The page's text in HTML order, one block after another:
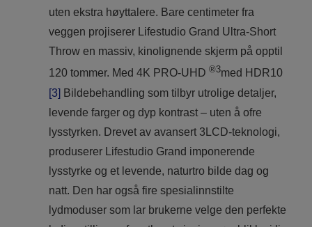
uten ekstra høyttalere. Bare centimeter fra
veggen projiserer Lifestudio Grand Ultra-Short
Throw en massiv, kinolignende skjerm på opptil
120 tommer. Med 4K PRO-UHD ®3med HDR10
[3] Bildebehandling som tilbyr utrolige detaljer,
levende farger og dyp kontrast – uten å ofre
lysstyrken. Drevet av avansert 3LCD-teknologi,
produserer Lifestudio Grand imponerende
lysstyrke og et levende, naturtro bilde dag og
natt. Den har også fire spesialinnstilte
lydmoduser som lar brukerne velge den perfekte